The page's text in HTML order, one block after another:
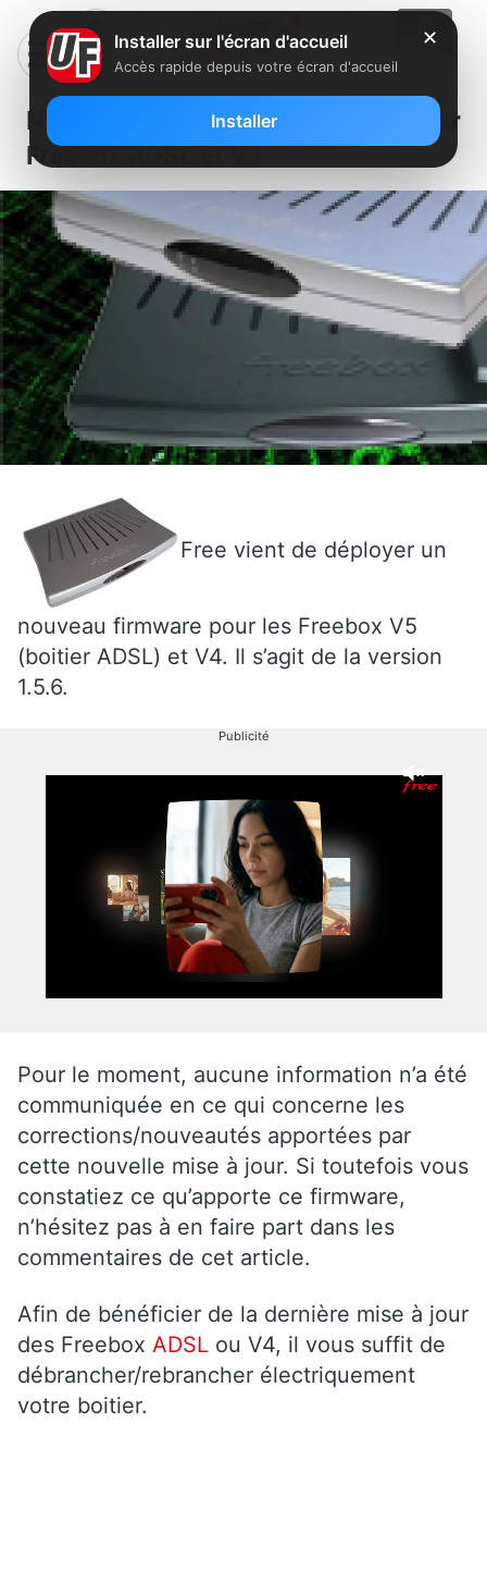
Nouveau firmware 1.5.6 pour
Freebox ADSL et V4
Free vient de déployer un
nouveau firmware pour les Freebox V5
(boitier ADSL) et V4. Il s’agit de la version
1.5.6.
Publicité
Pour le moment, aucune information n’a été
communiquée en ce qui concerne les
corrections/nouveautés apportées par
cette nouvelle mise à jour. Si toutefois vous
constatiez ce qu’apporte ce firmware,
n’hésitez pas à en faire part dans les
commentaires de cet article.
Afin de bénéficier de la dernière mise à jour
des Freebox ADSL ou V4, il vous suffit de
débrancher/rebrancher électriquement
votre boitier.
✕
Installer sur l'écran d'accueil
Accès rapide depuis votre écran d'accueil
Installer